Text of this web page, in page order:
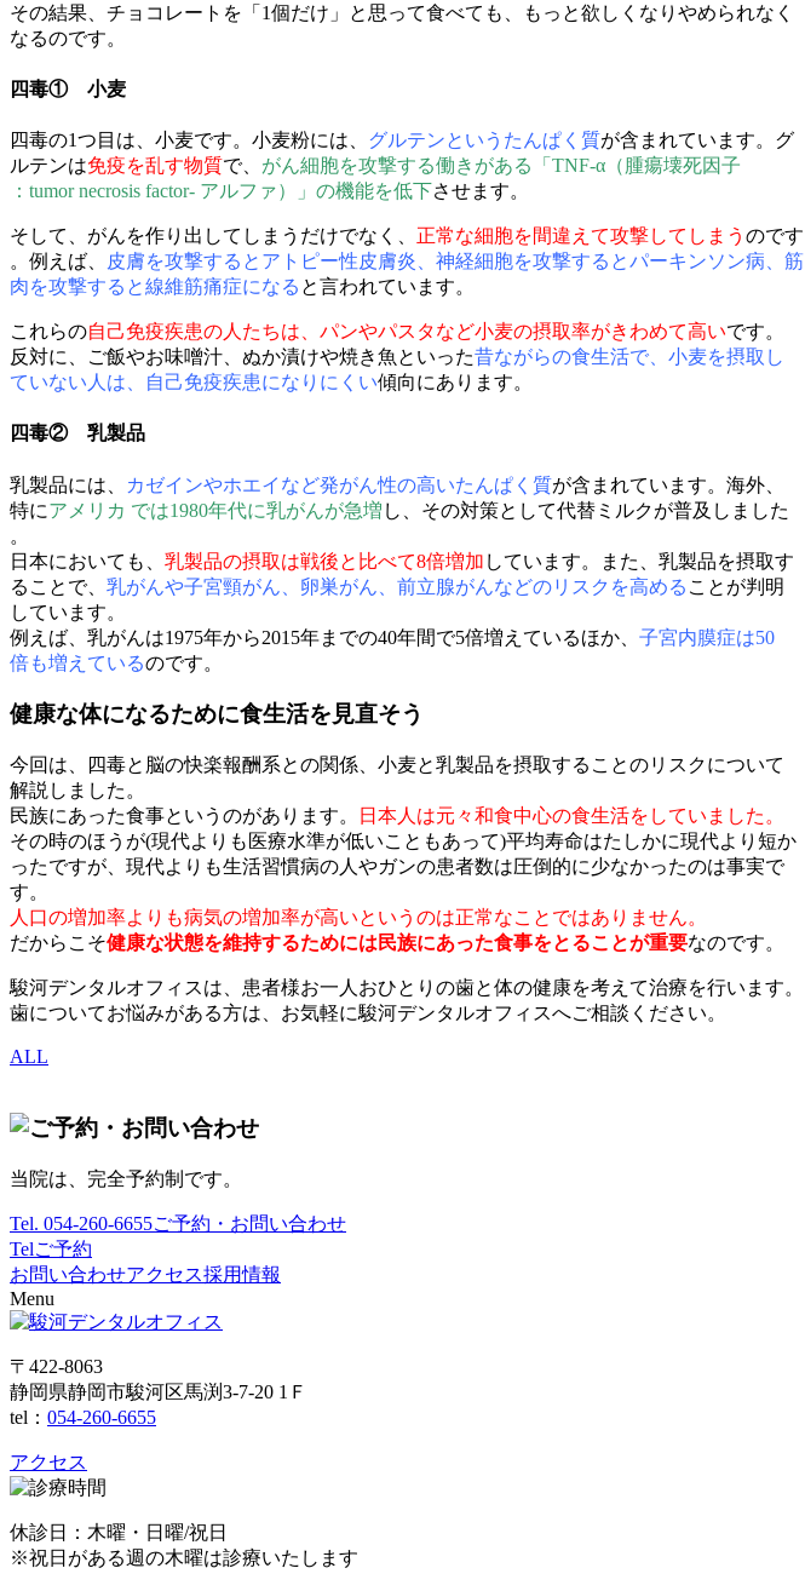
その結果、チョコレートを「1個だけ」と思って食べても、もっと欲しくなりやめられなく
なるのです。
四毒① 小麦
四毒の1つ目は、小麦です。小麦粉には、 グルテンというたんぱく質が含まれています。グ
ルテンは免疫を乱す物質で、 がん細胞を攻撃する働きがある「TNF-α（腫瘍壊死因子
：tumor necrosis factor- アルファ）」の機能を低下させます。
そして、がんを作り出してしまうだけでなく、 正常な細胞を間違えて攻撃してしまう のです
。例えば、
皮膚を攻撃するとアトピー性皮膚炎、神経細胞を攻撃するとパーキンソン病、筋
肉を攻撃すると線維筋痛症になる と言われています。
これらの自己免疫疾患の人たちは、パンやパスタなど小⻨の摂取率がきわめて高いです。
反対に、ご飯やお味噌汁、ぬか漬けや焼き魚といった昔ながらの食生活で、小麦を摂取し
ていない人は、自己免疫疾患になりにくい傾向にあります。
四毒② 乳製品
乳製品には、 カゼインやホエイなど発がん性の高いたんぱく質が含まれています。海外、
特にアメリカ では1980年代に乳がんが急増 し、その対策として代替ミルクが普及しました
。
日本においても、 乳製品の摂取は戦後と比べて8倍増加 しています。また、乳製品を摂取す
ることで、 乳がんや⼦宮頸がん、卵巣がん、前⽴腺がんなどのリスクを⾼める ことが判明
しています。
例えば、乳がんは1975年から2015年までの40年間で5倍増えているほか、 子宮内膜症は50
倍も増えているのです。
健康な体になるために食生活を見直そう
今回は、四毒と脳の快楽報酬系との関係、小麦と乳製品を摂取することのリスクについて
解説しました。
民族にあった食事というのがあります。
日本人は元々和食中心の食生活をしていました。
その時のほうが(現代よりも医療水準が低いこともあって)平均寿命はたしかに現代より短か
ったですが、現代よりも生活習慣病の人やガンの患者数は圧倒的に少なかったのは事実で
す。
人口の増加率よりも病気の増加率が高いというのは正常なことではありません。
だからこそ健康な状態を維持するためには民族にあった食事をとることが重要なのです。
駿河デンタルオフィスは、患者様お一人おひとりの歯と体の健康を考えて治療を行います。
歯についてお悩みがある方は、お気軽に駿河デンタルオフィスへご相談ください。
ALL
当院は、完全予約制です。
Tel. 054-260-6655ご予約・お問い合わせ
Telご予約
お問い合わせアクセス採用情報
Menu
〒422-8063
静岡県静岡市駿河区馬渕3-7-20 1Ｆ
tel： 054-260-6655
アクセス
休診日：木曜・日曜/祝日
※祝日がある週の木曜は診療いたします